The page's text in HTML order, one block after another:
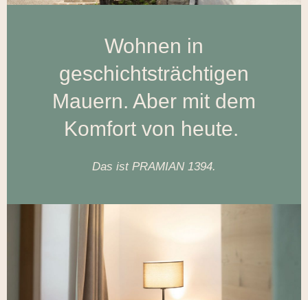
Wohnen in
geschichtsträchtigen
Mauern. Aber mit dem
Komfort von heute.
Das ist PRAMIAN 1394.